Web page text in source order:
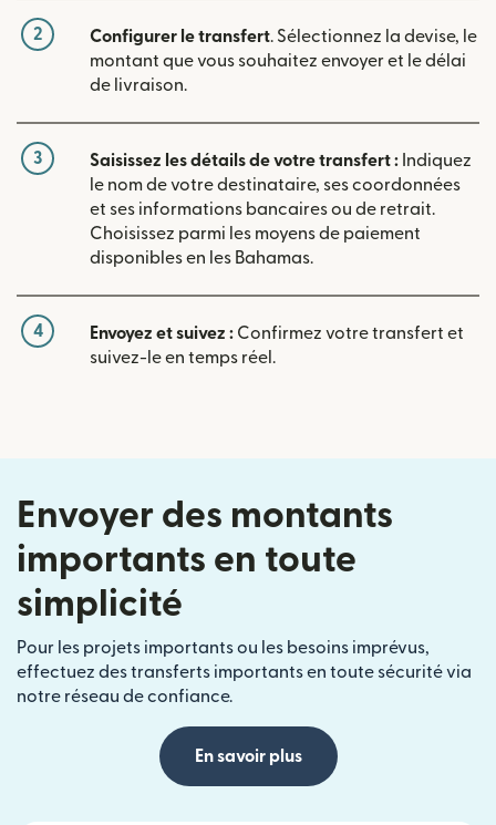
2 Configurer le transfert. Sélectionnez la devise, le
montant que vous souhaitez envoyer et le délai
de livraison.
3 Saisissez les détails de votre transfert : Indiquez
le nom de votre destinataire, ses coordonnées
et ses informations bancaires ou de retrait.
Choisissez parmi les moyens de paiement
disponibles en les Bahamas.
4 Envoyez et suivez : Confirmez votre transfert et
suivez-le en temps réel.
Envoyer des montants
importants en toute
simplicité
Pour les projets importants ou les besoins imprévus,
effectuez des transferts importants en toute sécurité via
notre réseau de confiance.
En savoir plus